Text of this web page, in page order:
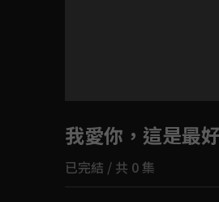
如有不便請見
我愛你，這是最
已完結 / 共 0 集